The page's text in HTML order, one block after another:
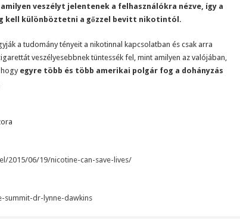
veszélyt jelentenek a felhasználókra nézve, így a
különböztetni a gőzzel bevitt nikotintól.
a tudomány tényeit a nikotinnal kapcsolatban és csak arra
veszélyesebbnek tüntessék fel, mint amilyen az valójában,
hogy egyre több és több amerikai polgár fog a dohányzás
2015/06/19/nicotine-can-save-lives/
summit-dr-lynne-dawkins